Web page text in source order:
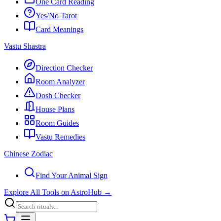
One Card Reading
Yes/No Tarot
Card Meanings
Vastu Shastra
Direction Checker
Room Analyzer
Dosh Checker
House Plans
Room Guides
Vastu Remedies
Chinese Zodiac
Find Your Animal Sign
Explore All Tools on AstroHub →